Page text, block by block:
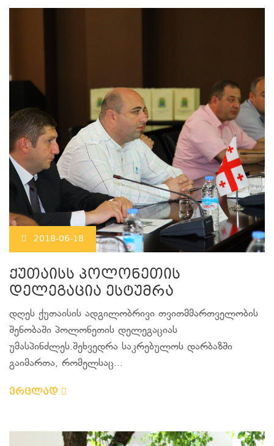
2018-06-18
ქუთაისს პოლონეთის
დელეგაცია ესტუმრა
დღეს ქუთაისის ადგილობრივი თვითმმართველობის
შენობაში პოლონეთის დელეგაციას
უმასპინძლეს.შეხვედრა საკრებულოს დარბაზში
გაიმართა, რომელსაც...
ვრცლად